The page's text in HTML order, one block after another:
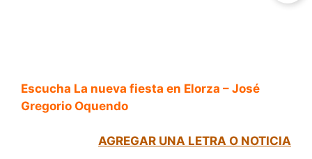
Escucha La nueva fiesta en Elorza – José
Gregorio Oquendo
AGREGAR UNA LETRA O NOTICIA